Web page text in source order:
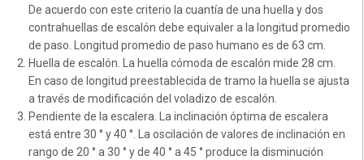
De acuerdo con este criterio la cuantía de una huella y dos
contrahuellas de escalón debe equivaler a la longitud promedio
de paso. Longitud promedio de paso humano es de 63 cm.
Huella de escalón. La huella cómoda de escalón mide 28 cm.
En caso de longitud preestablecida de tramo la huella se ajusta
a través de modificación del voladizo de escalón.
Pendiente de la escalera. La inclinación óptima de escalera
está entre 30 ° y 40 °. La oscilación de valores de inclinación en
rango de 20 ° a 30 ° y de 40 ° a 45 ° produce la disminución